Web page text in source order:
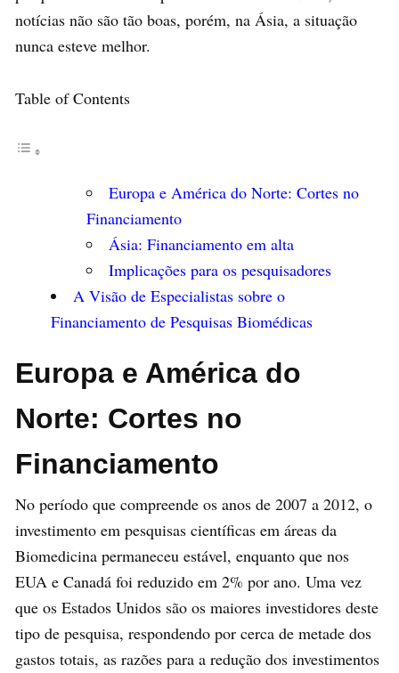
notícias não são tão boas, porém, na Ásia, a situação
nunca esteve melhor.
Table of Contents
Europa e América do Norte: Cortes no
Financiamento
Ásia: Financiamento em alta
Implicações para os pesquisadores
A Visão de Especialistas sobre o
Financiamento de Pesquisas Biomédicas
Europa e América do
Norte: Cortes no
Financiamento
No período que compreende os anos de 2007 a 2012, o
investimento em pesquisas científicas em áreas da
Biomedicina permaneceu estável, enquanto que nos
EUA e Canadá foi reduzido em 2% por ano. Uma vez
que os Estados Unidos são os maiores investidores deste
tipo de pesquisa, respondendo por cerca de metade dos
gastos totais, as razões para a redução dos investimentos